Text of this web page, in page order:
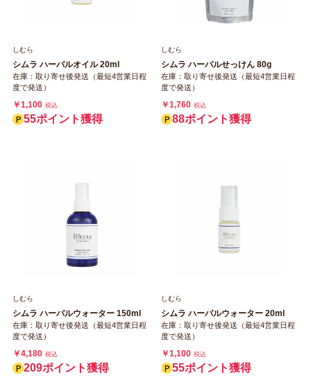
しむら
シムラ ハーバルオイル 20ml
在庫：取り寄せ後発送（最短4営業日程
度で発送）
￥1,100 税込
55ポイント獲得
しむら
シムラ ハーバルせっけん 80g
在庫：取り寄せ後発送（最短4営業日程
度で発送）
￥1,760 税込
88ポイント獲得
しむら
シムラ ハーバルウォーター 150ml
在庫：取り寄せ後発送（最短4営業日程
度で発送）
￥4,180 税込
209ポイント獲得
しむら
シムラ ハーバルウォーター 20ml
在庫：取り寄せ後発送（最短4営業日程
度で発送）
￥1,100 税込
55ポイント獲得